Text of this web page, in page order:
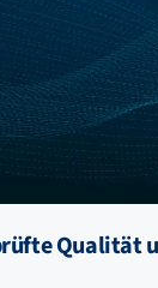
Qualität